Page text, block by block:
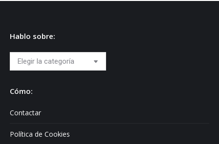
Hablo sobre:
Hablo
sobre:
Cómo:
Contactar
Política de Cookies